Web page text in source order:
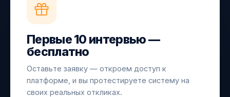
Первые 10 интервью —
бесплатно
Оставьте заявку — откроем доступ к
платформе, и вы протестируете систему на
своих реальных откликах.